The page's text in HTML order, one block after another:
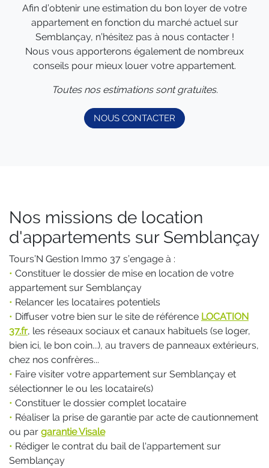
Afin d’obtenir une estimation du bon loyer de votre
appartement en fonction du marché actuel sur
Semblançay, n’hésitez pas à nous contacter !
Nous vous apporterons également de nombreux
conseils pour mieux louer votre appartement.
Toutes nos estimations sont gratuites.
NOUS CONTACTER
Nos missions de location
d'appartements sur Semblançay
Tours’N Gestion Immo 37 s’engage à :
• Constituer le dossier de mise en location de votre
appartement sur Semblançay
• Relancer les locataires potentiels
• Diffuser votre bien sur le site de référence LOCATION
37.fr, les réseaux sociaux et canaux habituels (se loger,
bien ici, le bon coin...), au travers de panneaux extérieurs,
chez nos confrères...
• Faire visiter votre appartement sur Semblançay et
sélectionner le ou les locataire(s)
• Constituer le dossier complet locataire
• Réaliser la prise de garantie par acte de cautionnement
ou par garantie Visale
• Rédiger le contrat du bail de l'appartement sur
Semblançay